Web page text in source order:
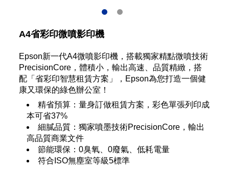
A4省彩印微噴影印機
Epson新一代A4微噴影印機，搭載獨家精點微噴技術
PrecisionCore，體積小，輸出高速、品質精緻，搭
配「省彩印智慧租賃方案」，Epson為您打造一個健
康又環保的綠色辦公室！
精省預算：量身訂做租賃方案，彩色單張列印成
本可省37%
細膩品質：獨家噴墨技術PrecisionCore，輸出
高品質商業文件
節能環保：0臭氧、0廢氣、低耗電量
符合ISO無塵室等級5標準